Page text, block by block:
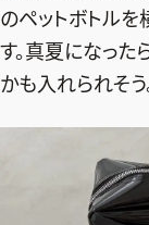
会員
のペットボトル
す。真夏になった
かも入れられそう